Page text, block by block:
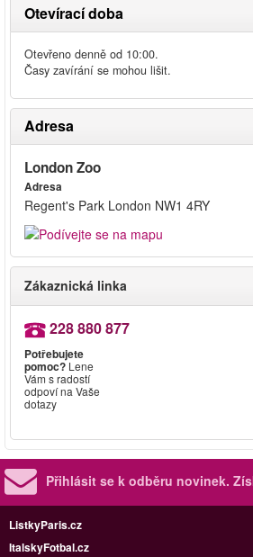
Otevírací doba
Otevřeno denně od 10:00.
Časy zavírání se mohou lišit.
Adresa
London Zoo
Adresa
Regent's Park London NW1 4RY
Zákaznická linka
228 880 877
Potřebujete
pomoc?Lene
Vám s radostí
odpoví na Vaše
dotazy
Přihlásit se k odběru novinek.
ListkyParis.cz
ItalskyFotbal.cz